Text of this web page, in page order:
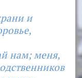
и
нам; меня,